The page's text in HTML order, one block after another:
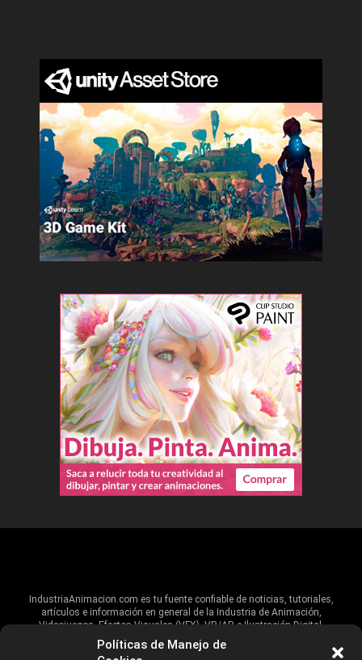
Políticas de Manejo de
IndustriaAnimacion.com es tu fuente confiable de noticias, tutoriales,
artículos e información en general de la Industria de Animación,
Videojuegos, Efectos Visuales (VFX), VR/AR e Ilustración Digital.
Hablamos de estas industrias y su alcance global, pero damos un énfasis